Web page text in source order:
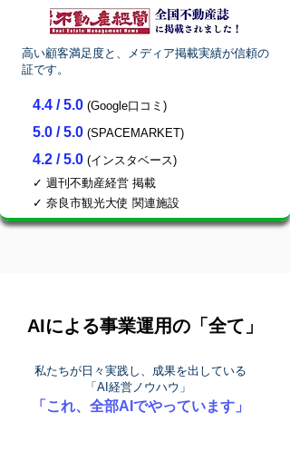
高い顧客満足度と、メディア掲載実績が信頼の
証です。
4.4 / 5.0 (Google口コミ)
5.0 / 5.0 (SPACEMARKET)
4.2 / 5.0 (インスタベース)
✓ 週刊不動産経営 掲載
✓ 奈良市観光大使 関連施設
AIによる事業運用の「全て」
私たちが日々実践し、成果を出している
「AI経営ノウハウ」
「これ、全部AIでやっています」